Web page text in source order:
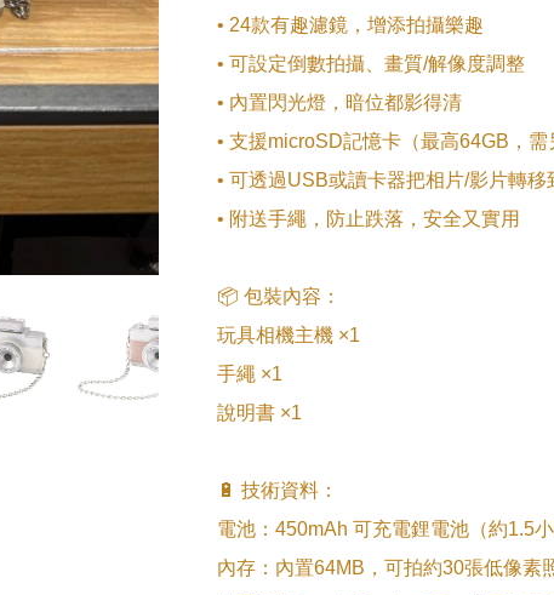
• 24款有趣濾鏡，增添拍攝樂趣
• 可設定倒數拍攝、畫質/解像度調整
• 內置閃光燈，暗位都影得清
• 支援microSD記憶卡（最高64GB，需
• 可透過USB或讀卡器把相片/影片轉移
• 附送手繩，防止跌落，安全又實用
📦 包裝內容：
玩具相機主機 ×1
手繩 ×1
說明書 ×1
🔋 技術資料：
電池：450mAh 可充電鋰電池（約1.5小
內存：內置64MB，可拍約30張低像素